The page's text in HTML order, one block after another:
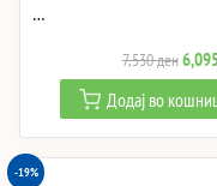
…
7,530ден
price
was:
Додај во
-19%